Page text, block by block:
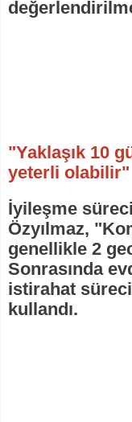
"Yaklaşık 10
yeterli olabilir"
İyileşme
Özyılmaz,
genellikle 2
Sonrasında
istirahat
kullandı.